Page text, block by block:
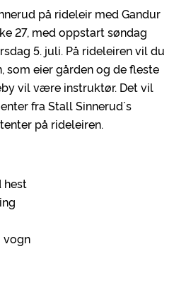
på rideleir med Gandur
27, med oppstart søndag
5. juli. På rideleiren vil du
som eier gården og de fleste
vil være instruktør. Det vil
fra Stall Sinnerud`s
på rideleiren.
hest
vogn